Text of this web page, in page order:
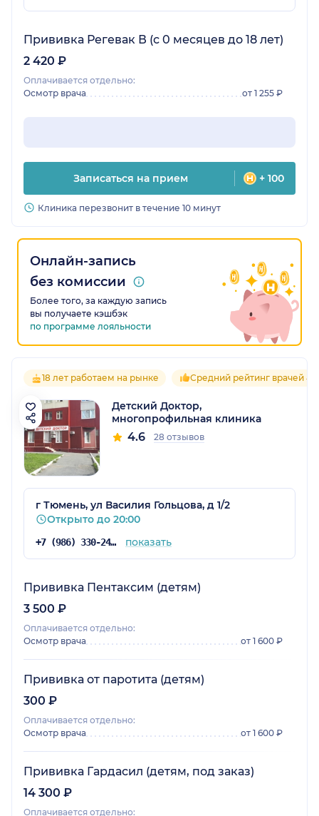
Прививка Регевак В (с 0 месяцев до 18 лет)
2 420 ₽
Оплачивается отдельно:
Осмотр врача
от 1 255 ₽
Записаться на прием + 100
Клиника перезвонит в течение 10 минут
Онлайн-запись
без комиссии
Более того, за каждую запись
вы получаете кэшбэк
по программе лояльности
18 лет работаем на рынке Средний рейтинг врачей 4.6
Детский Доктор,
многопрофильная клиника
4.6 28 отзывов
г Тюмень, ул Василия Гольцова, д 1/2
Открыто до 20:00
+7 (986) 330-24-15 показать
Прививка Пентаксим (детям)
3 500 ₽
Оплачивается отдельно:
Осмотр врача
от 1 600 ₽
Прививка от паротита (детям)
300 ₽
Оплачивается отдельно:
Осмотр врача
от 1 600 ₽
Прививка Гардасил (детям, под заказ)
14 300 ₽
Оплачивается отдельно: